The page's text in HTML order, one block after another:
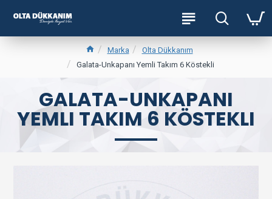
Marka
Olta Dükkanım
Galata-Unkapanı Yemli Takım 6 Köstekli
GALATA-UNKAPANI
YEMLI TAKIM 6 KÖSTEKLI